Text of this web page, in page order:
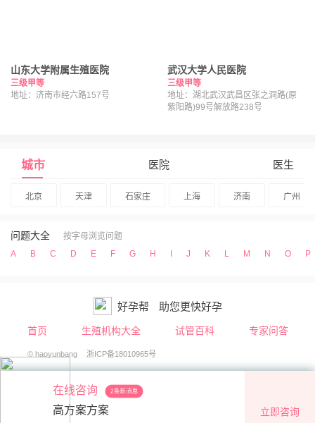
山东大学附属生殖医院
三级甲等
地址：济南市经六路157号
武汉大学人民医院
三级甲等
地址：湖北武汉武昌区张之洞路(原
紫阳路)99号解放路238号
城市 医院 医生
北京 天津 石家庄 上海 济南 广州
问题大全
按字母浏览问题
A
B C D E F G H J K L M N O P
好孕帮 助您更快好孕
首页 生殖机构大全 试管百科 专家问答
© haoyunbang 浙ICP备18010965号
在线咨询 2条新消息
高方案方案 立即咨询